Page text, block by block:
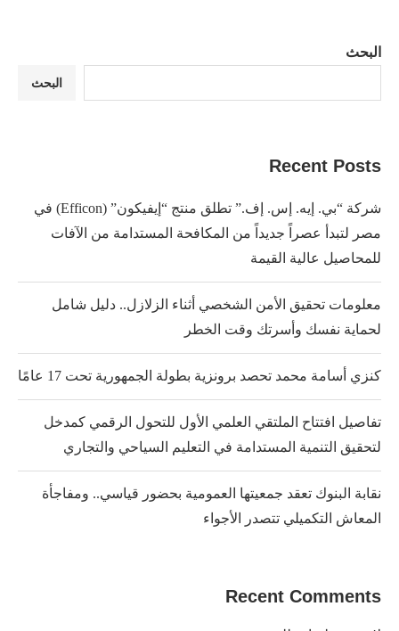
البحث
البحث
Recent Posts
شركة “بي. إيه. إس. إف.” تطلق منتج “إيفيكون” (Efficon) في
مصر لتبدأ عصراً جديداً من المكافحة المستدامة من الآفات
للمحاصيل عالية القيمة
معلومات تحقيق الأمن الشخصي أثناء الزلازل.. دليل شامل
لحماية نفسك وأسرتك وقت الخطر
كنزي أسامة محمد تحصد برونزية بطولة الجمهورية تحت 17 عامًا
تفاصيل افتتاح الملتقي العلمي الأول للتحول الرقمي كمدخل
لتحقيق التنمية المستدامة في التعليم السياحي والتجاري
نقابة البنوك تعقد جمعيتها العمومية بحضور قياسي.. ومفاجأة
المعاش التكميلي تتصدر الأجواء
Recent Comments